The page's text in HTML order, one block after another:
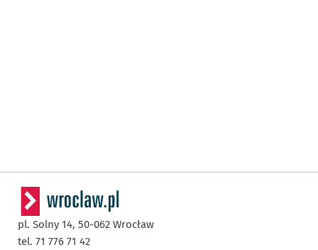
pl. Solny 14, 50-062 Wrocław
tel. 71 776 71 42